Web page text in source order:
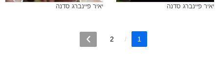
יאיר פיינברג סדנה יאיר פיינברג סדנה
1
2